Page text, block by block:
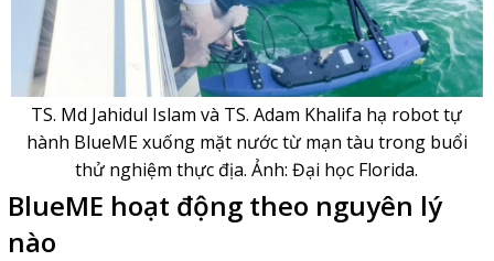
TS. Md Jahidul Islam và TS. Adam Khalifa hạ robot tự
hành BlueME xuống mặt nước từ mạn tàu trong buổi
thử nghiệm thực địa. Ảnh: Đại học Florida.
BlueME hoạt động theo nguyên lý
nào